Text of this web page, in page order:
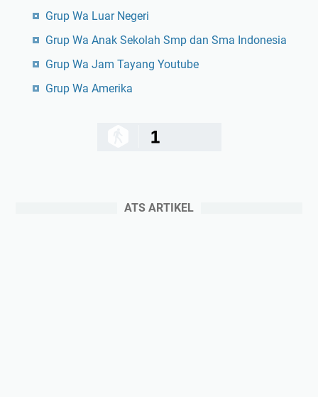
Grup Wa Luar Negeri
Grup Wa Anak Sekolah Smp dan Sma Indonesia
Grup Wa Jam Tayang Youtube
Grup Wa Amerika
1
ATS ARTIKEL